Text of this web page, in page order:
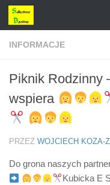
Przejdź do treści
INFORMACJE
Piknik Rodzinny
wspiera
PRZEZ WOJCIECH KOZA-
Do grona naszych
Kubicka E